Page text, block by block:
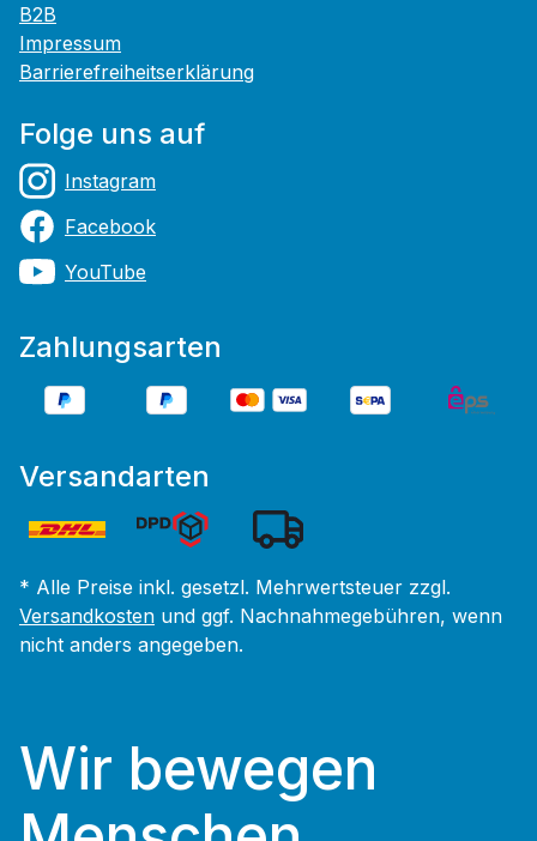
B2B
Impressum
Barrierefreiheitserklärung
Folge uns auf
Instagram
Facebook
YouTube
Zahlungsarten
Versandarten
* Alle Preise inkl. gesetzl. Mehrwertsteuer zzgl.
Versandkosten und ggf. Nachnahmegebühren, wenn
nicht anders angegeben.
Wir bewegen